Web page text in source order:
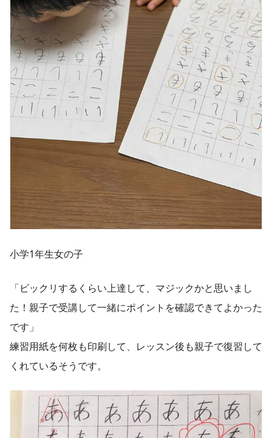
小学1年生女の子
「ビックリするくらい上達して、マジックかと思いまし
た！親子で受講して一緒にポイントを確認できてよかった
です」
練習用紙を何枚も印刷して、レッスン後も親子で復習して
くれているそうです。